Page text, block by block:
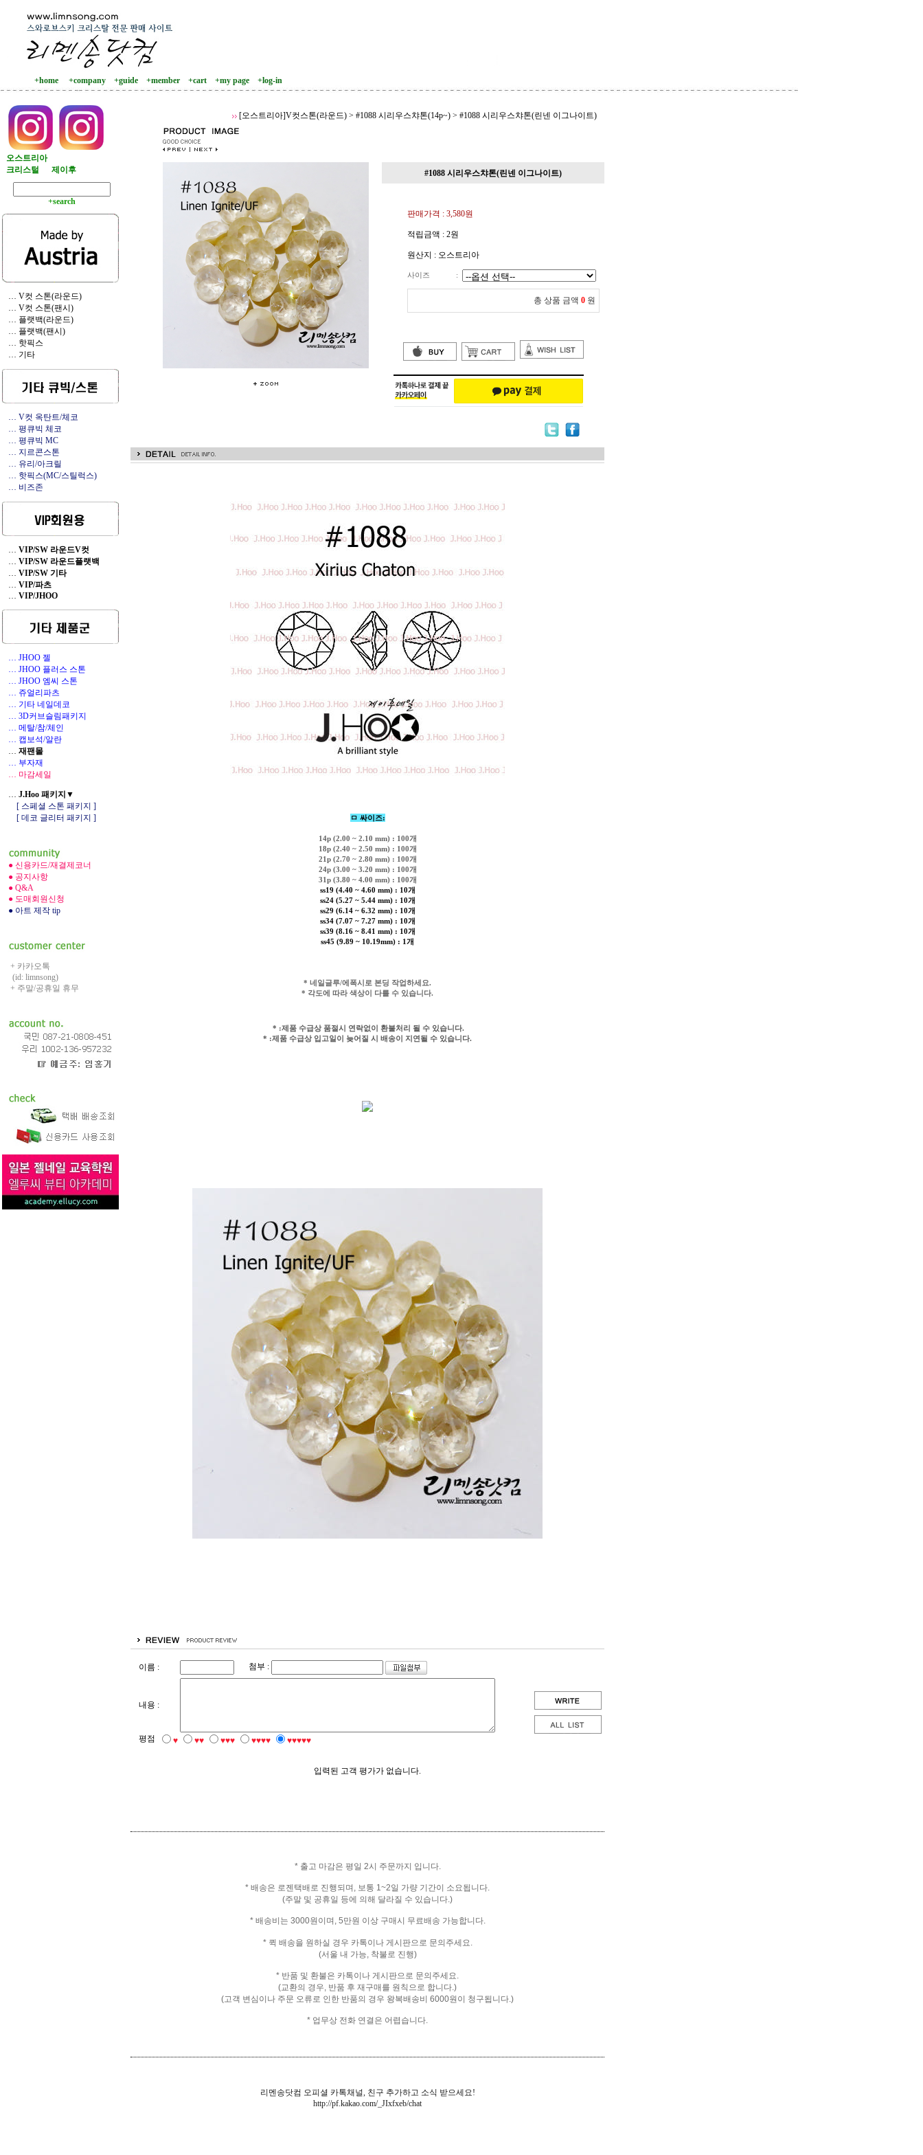
+home +company +guide +member +cart +my page +log-in
오스트리아
크리스털
제이후
+search
… V컷 스톤(라운드)
… V컷 스톤(팬시)
… 플랫백(라운드)
… 플랫백(팬시)
… 핫픽스
… 기타
… V컷 옥탄트/체코
… 평큐빅 체코
… 평큐빅 MC
… 지르콘스톤
… 유리/아크릴
… 핫픽스(MC/스틸럭스)
… 비즈존
… VIP/SW 라운드V컷
… VIP/SW 라운드플랫백
… VIP/SW 기타
… VIP/파츠
… VIP/JHOO
… JHOO 젤
… JHOO 플러스 스톤
… JHOO 엠씨 스톤
… 쥬얼리파츠
… 기타 네일데코
… 3D커브슬림패키지
… 메탈/참/체인
… 캡보석/알란
… 재팬몰
… 부자재
… 마감세일
… J.Hoo 패키지▼
[ 스페셜 스톤 패키지 ]
[ 데코 글리터 패키지 ]
● 신용카드/재결제코너
● 공지사항
● Q&A
● 도매회원신청
● 아트 제작 tip
+ 카카오톡
(id: limnsong)
+ 주말/공휴일 휴무
[오스트리아]V컷스톤(라운드) > #1088 시리우스챠톤(14p~) > #1088 시리우스챠톤(린넨 이그나이트)
#1088 시리우스챠톤(린넨 이그나이트)
판매가격 : 3,580원
적립금액 : 2원
원산지 : 오스트리아
사이즈 :
총 상품 금액 0 원
ㅁ 싸이즈:
14p (2.00 ~ 2.10 mm) : 100개
18p (2.40 ~ 2.50 mm) : 100개
21p (2.70 ~ 2.80 mm) : 100개
24p (3.00 ~ 3.20 mm) : 100개
31p (3.80 ~ 4.00 mm) : 100개
ss19 (4.40 ~ 4.60 mm) : 10개
ss24 (5.27 ~ 5.44 mm) : 10개
ss29 (6.14 ~ 6.32 mm) : 10개
ss34 (7.07 ~ 7.27 mm) : 10개
ss39 (8.16 ~ 8.41 mm) : 10개
ss45 (9.89 ~ 10.19mm) : 1개
* 네일글루/에폭시로 본딩 작업하세요.
* 각도에 따라 색상이 다를 수 있습니다.
* :제품 수급상 품절시 연락없이 환불처리 될 수 있습니다.
* :제품 수급상 입고일이 늦어질 시 배송이 지연될 수 있습니다.
이름 : 첨부 :
내용 :
평점 ♥ ♥♥ ♥♥♥ ♥♥♥♥ ♥♥♥♥♥
입력된 고객 평가가 없습니다.
* 출고 마감은 평일 2시 주문까지 입니다.
* 배송은 로젠택배로 진행되며, 보통 1~2일 가량 기간이 소요됩니다.
(주말 및 공휴일 등에 의해 달라질 수 있습니다.)
* 배송비는 3000원이며, 5만원 이상 구매시 무료배송 가능합니다.
* 퀵 배송을 원하실 경우 카톡이나 게시판으로 문의주세요.
(서울 내 가능, 착불로 진행)
* 반품 및 환불은 카톡이나 게시판으로 문의주세요.
(교환의 경우, 반품 후 재구매를 원칙으로 합니다.)
(고객 변심이나 주문 오류로 인한 반품의 경우 왕복배송비 6000원이 청구됩니다.)
* 업무상 전화 연결은 어렵습니다.
리멘송닷컴 오피셜 카톡채널, 친구 추가하고 소식 받으세요!
http://pf.kakao.com/_JIxfxeb/chat